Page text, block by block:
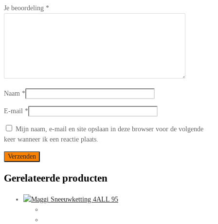
Je beoordeling *
Naam *
E-mail *
Mijn naam, e-mail en site opslaan in deze browser voor de volgende
keer wanneer ik een reactie plaats.
Gerelateerde producten